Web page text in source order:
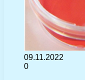
09.11.2022
0